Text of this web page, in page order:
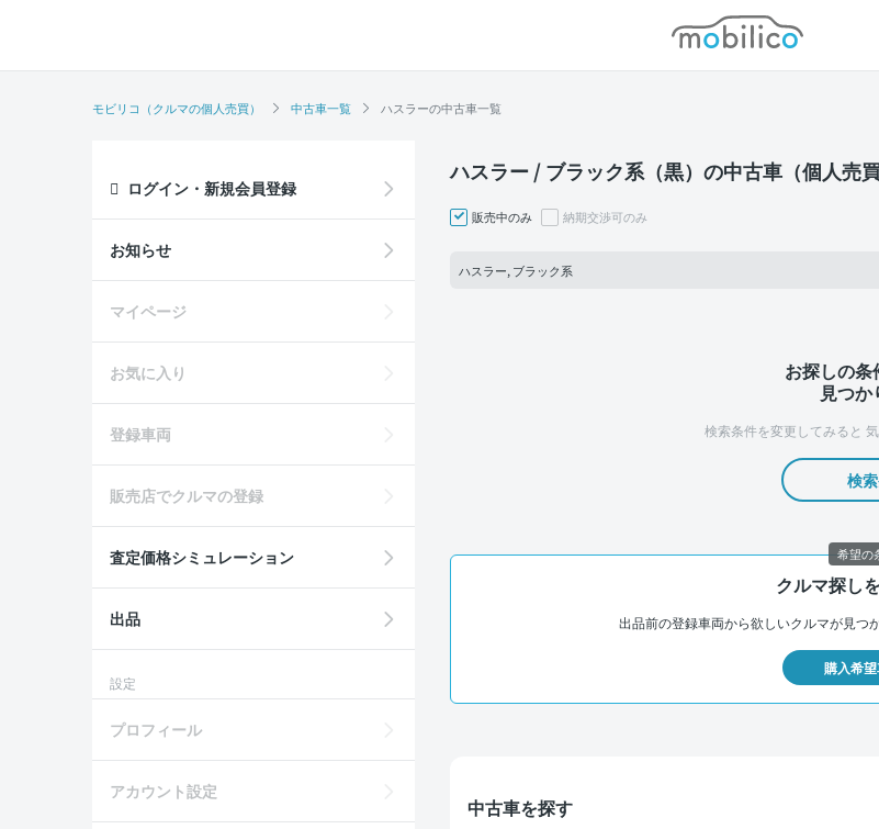
モビリコ
モビリコ（クルマの個人売買） 中古車一覧 ハスラーの中古車一覧
ハスラー / ブラック系（黒）の中古車（個人売
販売中のみ 納期交渉可のみ
ハスラー, ブラック系
お探しの
見つか
検索条件を変更してみると
検
クルマ探し
出品前の登録車両から欲しいクルマが見つ
購入希
中古車を探す
ログイン・新規会員登録
お知らせ
マイページ
お気に入り
登録車両
販売店でクルマの登録
査定価格シミュレーション
出品
設定
プロフィール
アカウント設定
希望の